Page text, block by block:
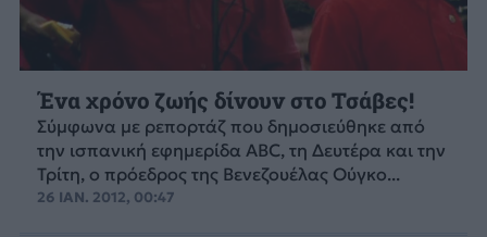
Ένα χρόνο ζωής δίνουν στο Τσάβες!
Σύμφωνα με ρεπορτάζ που δημοσιεύθηκε από
την ισπανική εφημερίδα ABC, τη Δευτέρα και την
Τρίτη, ο πρόεδρος της Βενεζουέλας Ούγκο...
26 ΙΑΝ. 2012, 00:47